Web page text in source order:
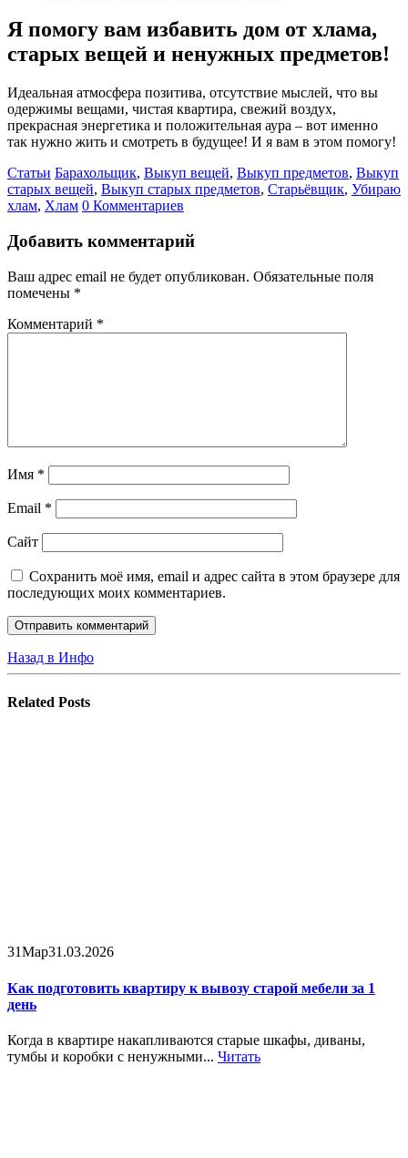
Я помогу вам избавить дом от хлама,
старых вещей и ненужных предметов!
Идеальная атмосфера позитива, отсутствие мыслей, что вы
одержимы вещами, чистая квартира, свежий воздух,
прекрасная энергетика и положительная аура – вот именно
так нужно жить и смотреть в будущее! И я вам в этом помогу!
Статьи Барахольщик, Выкуп вещей, Выкуп предметов, Выкуп
старых вещей, Выкуп старых предметов, Старьёвщик, Убираю
хлам, Хлам 0 Комментариев
Добавить комментарий
Ваш адрес email не будет опубликован. Обязательные поля
помечены *
Комментарий *
Имя *
Email *
Сайт
Сохранить моё имя, email и адрес сайта в этом браузере для
последующих моих комментариев.
Назад в Инфо
Related Posts
31Мар31.03.2026
Как подготовить квартиру к вывозу старой мебели за 1
день
Когда в квартире накапливаются старые шкафы, диваны,
тумбы и коробки с ненужными... Читать